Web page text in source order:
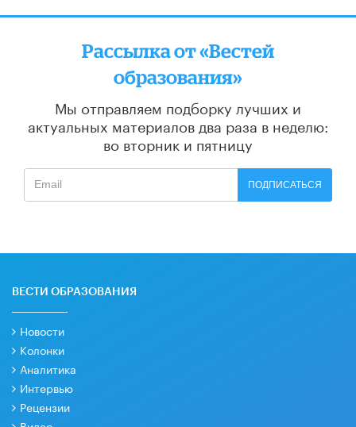
Рассылка от «Вестей
образования»
Мы отправляем подборку лучших и
актуальных материалов два раза в неделю:
во вторник и пятницу
ПОДПИСАТЬСЯ
ВЕСТИ ОБРАЗОВАНИЯ
Новости
Колонки
Аналитика
Интервью
Рецензии